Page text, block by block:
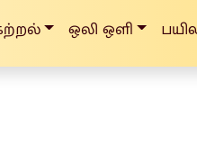
ஒலி ஒளி